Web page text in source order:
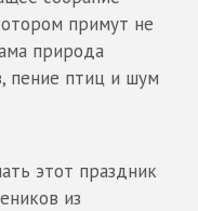
примут не
природа
пение птиц и шум
этот праздник
из